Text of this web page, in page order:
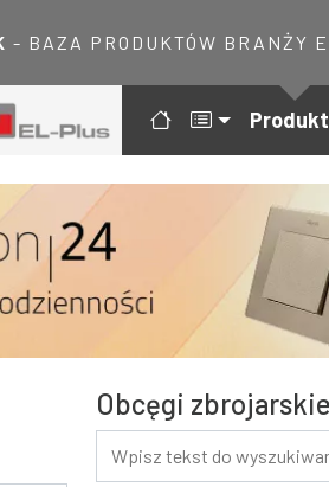
- BAZA PRODUKTÓW BRANŻY
Obcęgi zbrojarskie